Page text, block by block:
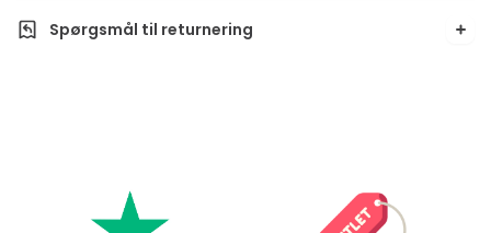
Spørgsmål til returnering